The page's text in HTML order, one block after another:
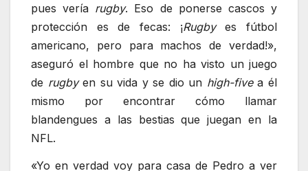
pues vería rugby. Eso de ponerse cascos y
protección es de fecas: ¡Rugbyes fútbol
americano, pero para machos de verdad!»,
aseguró el hombre que no ha visto un juego
de rugbyen su vida y se dio un high-fivea él
mismo por encontrar cómo llamar
blandengues a las bestias que juegan en la
NFL.
«Yo en verdad voy para casa de Pedro a ver